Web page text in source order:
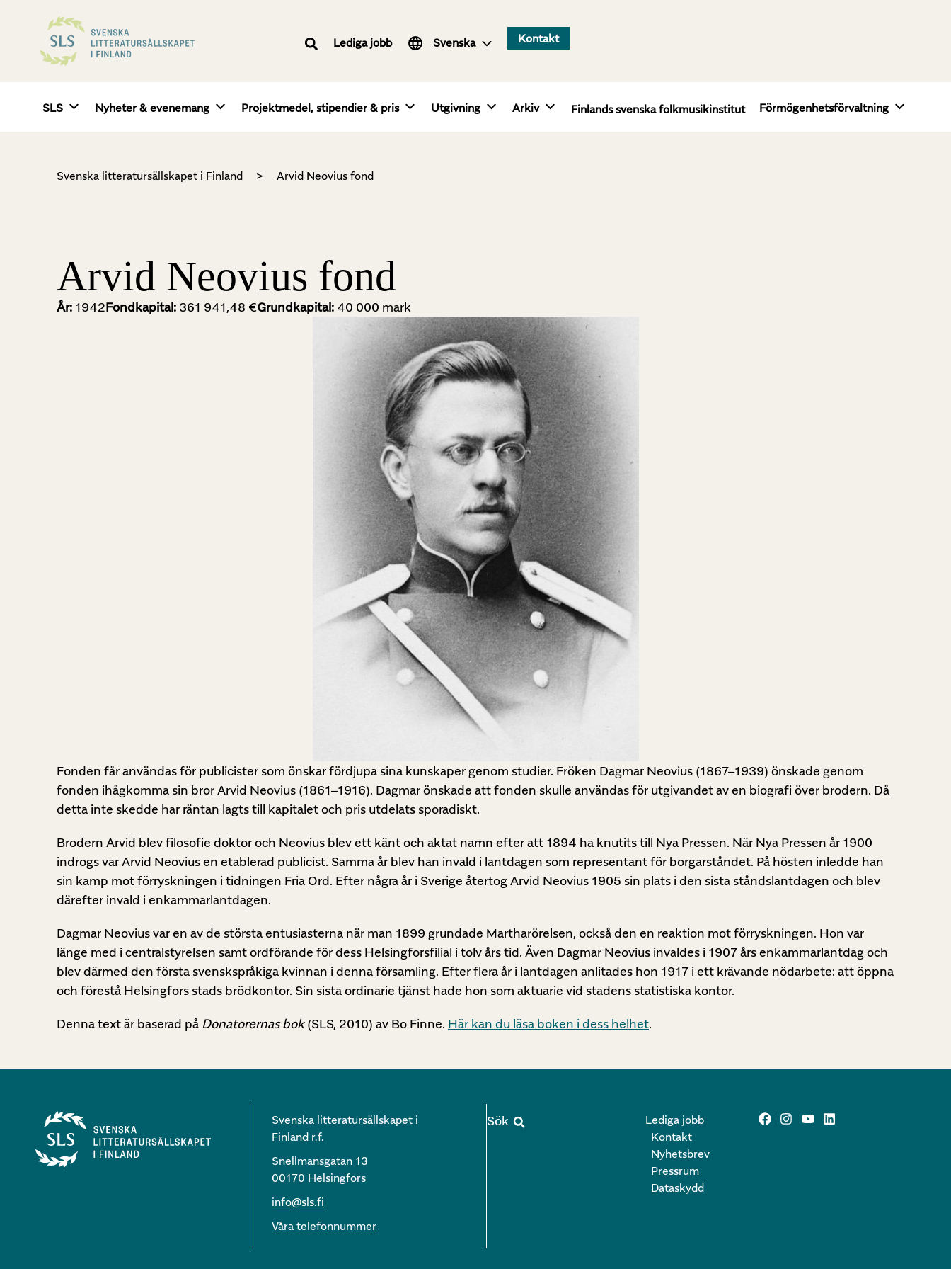
Lediga jobb Svenska
English Kontakt
SLS Nyheter & evenemang Projektmedel, stipendier & pris Utgivning Arkiv Finlands svenska folkmusikinstitut Förmögenhetsförvaltning
Svenska litteratursällskapet i Finland > Arvid Neovius fond
Arvid Neovius fond
År: 1942Fondkapital: 361 941,48 €Grundkapital: 40 000 mark
Fonden får användas för publicister som önskar fördjupa sina kunskaper genom studier. Fröken Dagmar Neovius (1867–1939) önskade genom
fonden ihågkomma sin bror Arvid Neovius (1861–1916). Dagmar önskade att fonden skulle användas för utgivandet av en biografi över brodern. Då
detta inte skedde har räntan lagts till kapitalet och pris utdelats sporadiskt.
Brodern Arvid blev filosofie doktor och Neovius blev ett känt och aktat namn efter att 1894 ha knutits till Nya Pressen. När Nya Pressen år 1900
indrogs var Arvid Neovius en etablerad publicist. Samma år blev han invald i lantdagen som representant för borgarståndet. På hösten inledde han
sin kamp mot förryskningen i tidningen Fria Ord. Efter några år i Sverige återtog Arvid Neovius 1905 sin plats i den sista ståndslantdagen och blev
därefter invald i enkammarlantdagen.
Dagmar Neovius var en av de största entusiasterna när man 1899 grundade Martharörelsen, också den en reaktion mot förryskningen. Hon var
länge med i centralstyrelsen samt ordförande för dess Helsingforsfilial i tolv års tid. Även Dagmar Neovius invaldes i 1907 års enkammarlantdag och
blev därmed den första svenskspråkiga kvinnan i denna församling. Efter flera år i lantdagen anlitades hon 1917 i ett krävande nödarbete: att öppna
och förestå Helsingfors stads brödkontor. Sin sista ordinarie tjänst hade hon som aktuarie vid stadens statistiska kontor.
Denna text är baserad på Donatorernas bok(SLS, 2010) av Bo Finne. Här kan du läsa boken i dess helhet.
Svenska litteratursällskapet i
Finland r.f.
Snellmansgatan 13
00170 Helsingfors
info@sls.fi
Våra telefonnummer
Lediga jobb
Kontakt
Nyhetsbrev
Pressrum
Dataskydd